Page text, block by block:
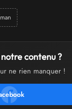
notre contenu ?
ne rien manquer !